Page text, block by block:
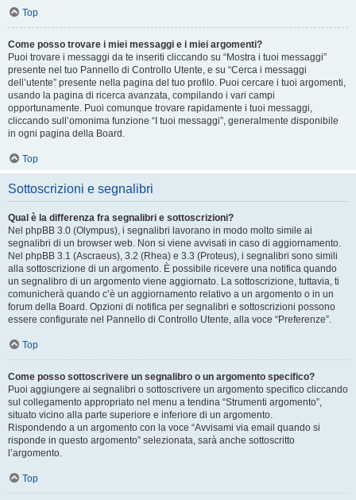
Top
Come posso trovare i miei messaggi e i miei argomenti?
Puoi trovare i messaggi da te inseriti cliccando su “Mostra i tuoi messaggi”
presente nel tuo Pannello di Controllo Utente, e su “Cerca i messaggi
dell’utente” presente nella pagina del tuo profilo. Puoi cercare i tuoi argomenti,
usando la pagina di ricerca avanzata, compilando i vari campi
opportunamente. Puoi comunque trovare rapidamente i tuoi messaggi,
cliccando sull’omonima funzione “I tuoi messaggi”, generalmente disponibile
in ogni pagina della Board.
Top
Sottoscrizioni e segnalibri
Qual è la differenza fra segnalibri e sottoscrizioni?
Nel phpBB 3.0 (Olympus), i segnalibri lavorano in modo molto simile ai
segnalibri di un browser web. Non si viene avvisati in caso di aggiornamento.
Nel phpBB 3.1 (Ascraeus), 3.2 (Rhea) e 3.3 (Proteus), i segnalibri sono simili
alla sottoscrizione di un argomento. È possibile ricevere una notifica quando
un segnalibro di un argomento viene aggiornato. La sottoscrizione, tuttavia, ti
comunicherà quando c’è un aggiornamento relativo a un argomento o in un
forum della Board. Opzioni di notifica per segnalibri e sottoscrizioni possono
essere configurate nel Pannello di Controllo Utente, alla voce “Preferenze”.
Top
Come posso sottoscrivere un segnalibro o un argomento specifico?
Puoi aggiungere ai segnalibri o sottoscrivere un argomento specifico cliccando
sul collegamento appropriato nel menu a tendina “Strumenti argomento”,
situato vicino alla parte superiore e inferiore di un argomento.
Rispondendo a un argomento con la voce “Avvisami via email quando si
risponde in questo argomento” selezionata, sarà anche sottoscritto
l’argomento.
Top